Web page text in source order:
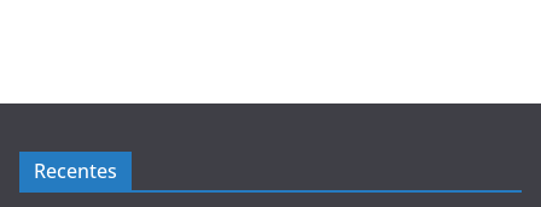
Recentes